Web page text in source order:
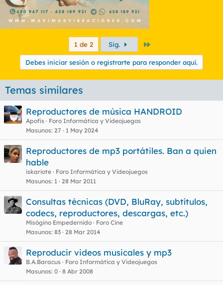
1 de 2 Sig.
Debes iniciar sesión o registrarte para responder aquí.
Temas similares
Reproductores de música HANDROID
Apofis
Foro Informática y Videojuegos
Masunos 27 1 May 2024
Reproductores de mp3 portátiles. Ban a quien
hable
iskariote
Foro Informática y Videojuegos
Masunos 1 28 Mar 2011
Consultas técnicas (DVD, BluRay, subtítulos,
codecs, reproductores, descargas, etc.)
Misógino Empedernido
Foro Cine
Masunos 83 28 Mar 2014
Reproducir videos musicales y mp3
B.A.Baracus
Foro Informática y Videojuegos
Masunos 0 8 Abr 2008